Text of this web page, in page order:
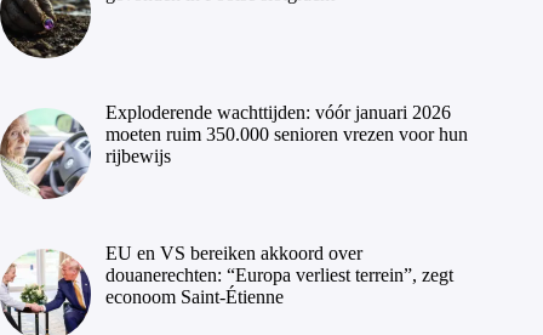
Exploderende wachttijden: vóór januari 2026
moeten ruim 350.000 senioren vrezen voor hun
rijbewijs
EU en VS bereiken akkoord over
douanerechten: “Europa verliest terrein”, zegt
econoom Saint-Étienne